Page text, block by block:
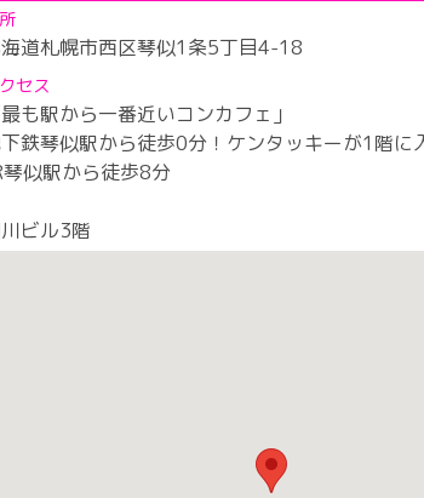
道札幌市西区琴似1条5丁目4-18
セス
最も駅から一番近いコンカフェ」
鉄琴似駅から徒歩0分！ケンタッキーが1階に
琴似駅から徒歩8分
ビル3階